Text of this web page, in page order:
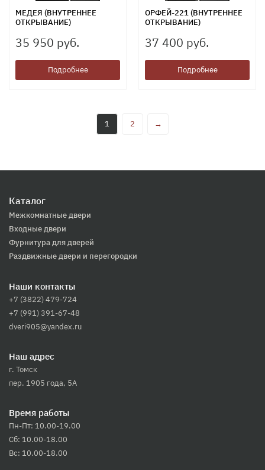
МЕДЕЯ (ВНУТРЕННЕЕ
ОТКРЫВАНИЕ)
35 950 руб.
Подробнее
ОРФЕЙ-221 (ВНУТРЕННЕЕ
ОТКРЫВАНИЕ)
37 400 руб.
Подробнее
1 2 →
Каталог
Межкомнатные двери
Входные двери
Фурнитура для дверей
Раздвижные двери и перегородки
Наши контакты
+7 (3822) 479-724
+7 (991) 391-67-48
dveri905@yandex.ru
Наш адрес
г. Томск
пер. 1905 года, 5А
Время работы
Пн-Пт: 10.00-19.00
Сб: 10.00-18.00
Вс: 10.00-18.00